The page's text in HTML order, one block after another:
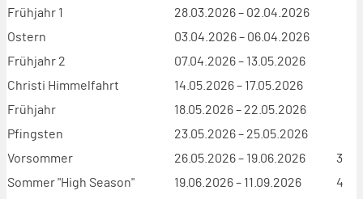
Frühjahr 1
28.03.2026 – 02.04.2026
Ostern
03.04.2026 – 06.04.2026
Frühjahr 2
07.04.2026 – 13.05.2026
Christi Himmelfahrt
14.05.2026 – 17.05.2026
Frühjahr
18.05.2026 – 22.05.2026
Pfingsten
23.05.2026 – 25.05.2026
Vorsommer
26.05.2026 – 19.06.2026
3
Sommer "High Season"
19.06.2026 – 11.09.2026
4